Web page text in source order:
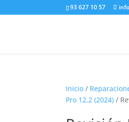
93 627 10 57
Inicio /
Pro 12,2 (2024) /